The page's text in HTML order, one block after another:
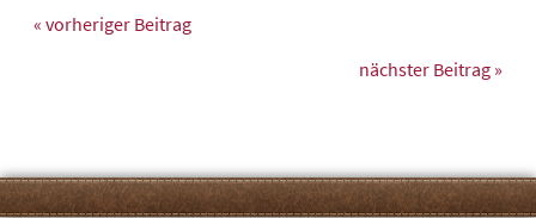
« vorheriger Beitrag
nächster Beitrag »